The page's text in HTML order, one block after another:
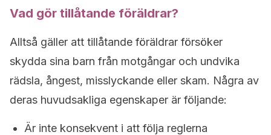
Vad gör tillåtande föräldrar?
Alltså gäller att tillåtande föräldrar försöker
skydda sina barn från motgångar och undvika
rädsla, ångest, misslyckande eller skam. Några av
deras huvudsakliga egenskaper är följande:
Är inte konsekvent i att följa reglerna